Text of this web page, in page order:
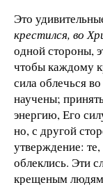
Это
крестился, во
одной стороны,
чтобы каждому
сила облечься
научены;
энергию, Его
но, с другой
утверждение:
облеклись. Эти
крещеным